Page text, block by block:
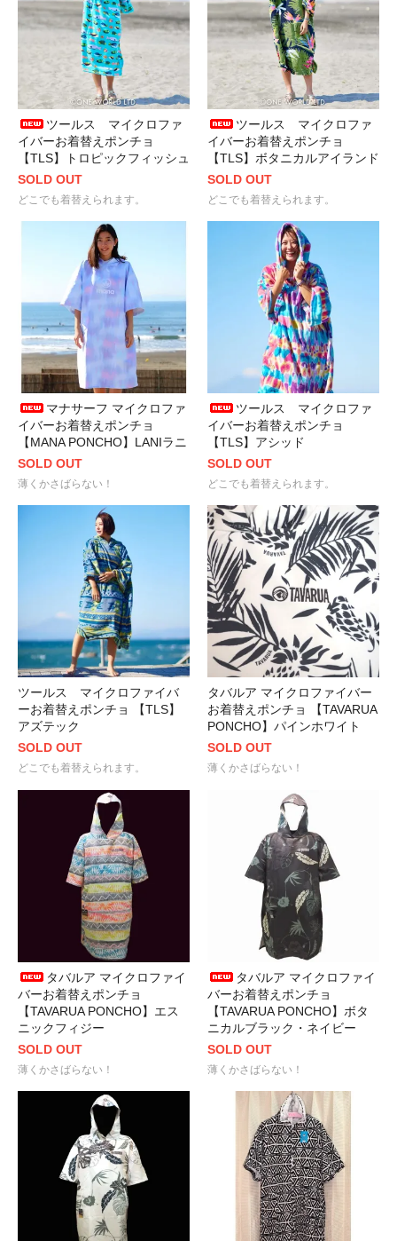
ツールス マイクロファ
イバーお着替えポンチョ
【TLS】トロピックフィッシュ
SOLD OUT
どこでも着替えられます。
ツールス マイクロファ
イバーお着替えポンチョ
【TLS】ボタニカルアイランド
SOLD OUT
どこでも着替えられます。
マナサーフ マイクロファ
イバーお着替えポンチョ
【MANA PONCHO】LANIラニ
SOLD OUT
薄くかさばらない！
ツールス マイクロファ
イバーお着替えポンチョ
【TLS】アシッド
SOLD OUT
どこでも着替えられます。
ツールス マイクロファイバ
ーお着替えポンチョ 【TLS】
アズテック
SOLD OUT
どこでも着替えられます。
タバルア マイクロファイバー
お着替えポンチョ 【TAVARUA
PONCHO】パインホワイト
SOLD OUT
薄くかさばらない！
タバルア マイクロファイ
バーお着替えポンチョ
【TAVARUA PONCHO】エス
ニックフィジー
SOLD OUT
薄くかさばらない！
タバルア マイクロファイ
バーお着替えポンチョ
【TAVARUA PONCHO】ボタ
ニカルブラック・ネイビー
SOLD OUT
薄くかさばらない！